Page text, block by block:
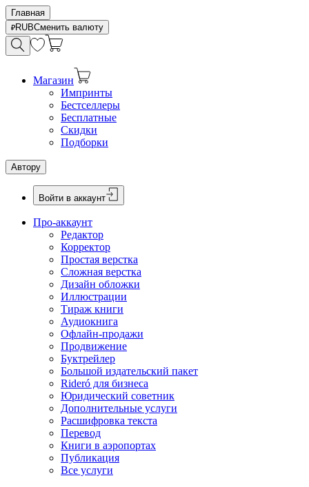
Главная
RUBСменить валюту
Магазин
Импринты
Бестселлеры
Бесплатные
Скидки
Подборки
Автору
Войти в аккаунт
Про-аккаунт
Редактор
Корректор
Простая верстка
Сложная верстка
Дизайн обложки
Иллюстрации
Тираж книги
Аудиокнига
Офлайн-продажи
Продвижение
Буктрейлер
Большой издательский пакет
Rideró для бизнеса
Юридический советник
Дополнительные услуги
Расшифровка текста
Перевод
Книги в аэропортах
Публикация
Все услуги